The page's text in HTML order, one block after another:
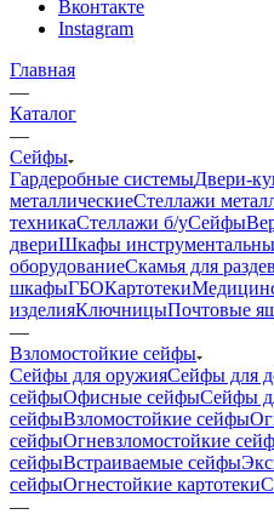
Вконтакте
Instagram
Главная
—
Каталог
—
Сейфы
Гардеробные системыДвери-
металлическиеСтеллажи
техникаСтеллажи б/уСейфы
двериШкафы
оборудованиеСкамья для
шкафыГБОКартотеки
изделияКлючницыПочтовые
—
Взломостойкие сейфы
Сейфы для оружияСейфы для
сейфыОфисные сейфыСейфы
сейфыВзломостойкие сейфы
сейфыОгневзломостойкие
сейфыВстраиваемые сейфы
сейфыОгнестойкие картотеки
—